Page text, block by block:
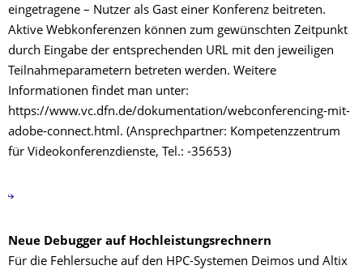
eingetragene – Nutzer als Gast einer Konferenz beitreten.
Aktive Webkonferenzen können zum gewünschten Zeitpunkt
durch Eingabe der entsprechenden URL mit den jeweiligen
Teilnahmeparametern betreten werden. Weitere
Informationen findet man unter:
https://www.vc.dfn.de/dokumentation/webconferencing-mit-
adobe-connect.html. (Ansprechpartner: Kompetenzzentrum
für Videokonferenzdienste, Tel.: -35653)
Neue Debugger auf Hochleistungsrechnern
Für die Fehlersuche auf den HPC-Systemen Deimos und Altix